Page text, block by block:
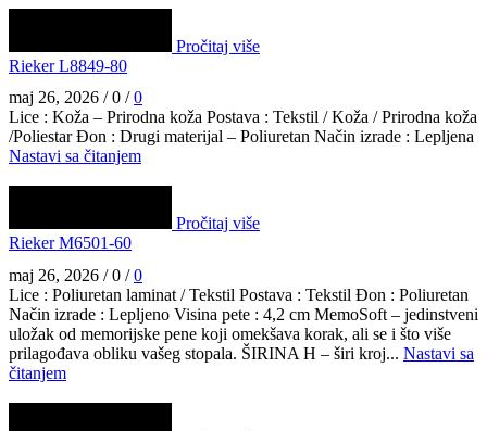
Pročitaj više
Rieker L8849-80
maj 26, 2026 / 0 / 0
Lice : Koža – Prirodna koža Postava : Tekstil / Koža / Prirodna koža
/Poliestar Đon : Drugi materijal – Poliuretan Način izrade : Lepljena
Nastavi sa čitanjem
Pročitaj više
Rieker M6501-60
maj 26, 2026 / 0 / 0
Lice : Poliuretan laminat / Tekstil Postava : Tekstil Đon : Poliuretan
Način izrade : Lepljeno Visina pete : 4,2 cm MemoSoft – jedinstveni
uložak od memorijske pene koji omekšava korak, ali se i što više
prilagođava obliku vašeg stopala. ŠIRINA H – širi kroj... Nastavi sa
čitanjem